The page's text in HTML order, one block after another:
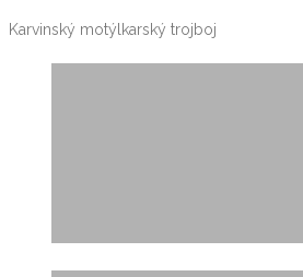
Karvinský motýlkarský trojboj